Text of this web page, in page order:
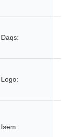
Daqs:
Logo:
Isem: